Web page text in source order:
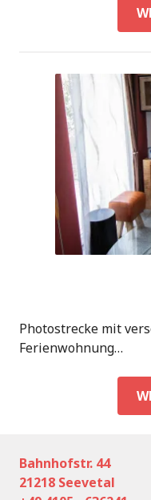
Photostrecke mit
Ferienwohnung…
Bahnhofstr. 44
21218 Seevetal